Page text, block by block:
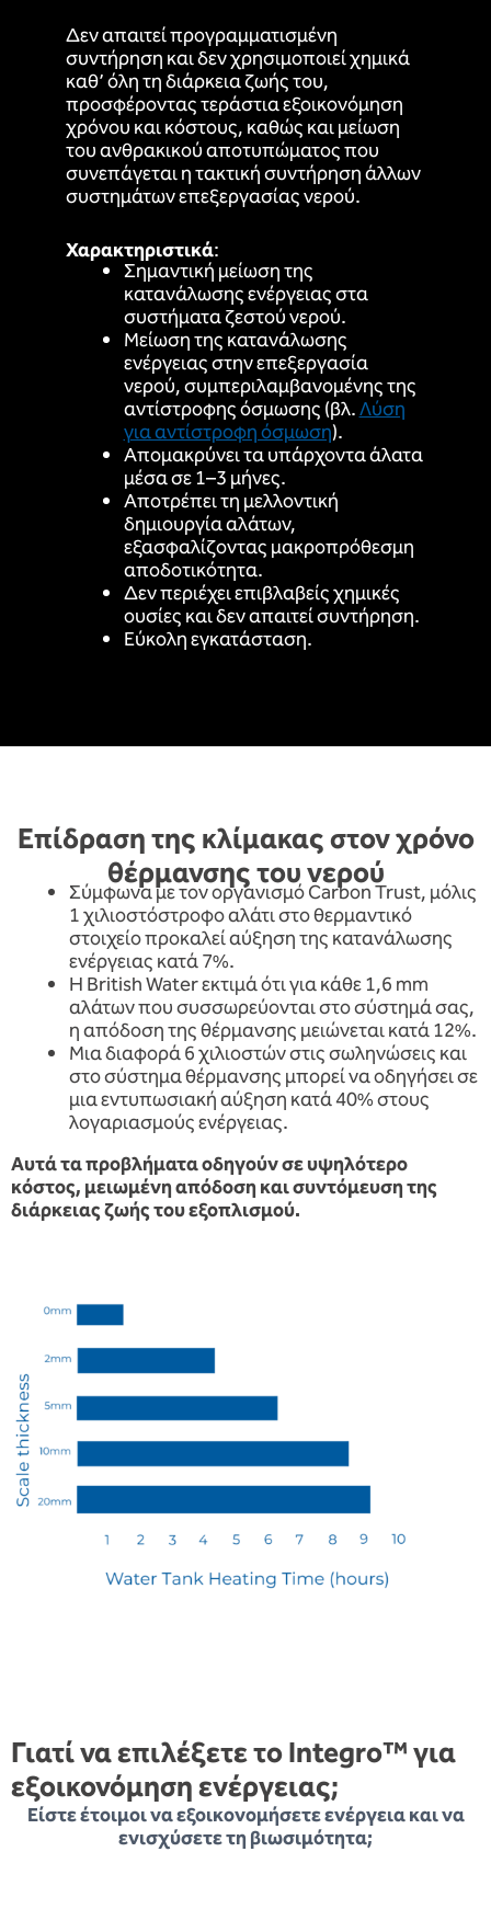
Δεν απαιτεί προγραμματισμένη
συντήρηση και δεν χρησιμοποιεί χημικά
καθ’ όλη τη διάρκεια ζωής του,
προσφέροντας τεράστια εξοικονόμηση
χρόνου και κόστους, καθώς και μείωση
του ανθρακικού αποτυπώματος που
συνεπάγεται η τακτική συντήρηση άλλων
συστημάτων επεξεργασίας νερού.
Χαρακτηριστικά:
Σημαντική μείωση της
κατανάλωσης ενέργειας στα
συστήματα ζεστού νερού.
Μείωση της κατανάλωσης
ενέργειας στην επεξεργασία
νερού, συμπεριλαμβανομένης της
αντίστροφης όσμωσης (βλ.Λύση
για αντίστροφη όσμωση).
Απομακρύνει τα υπάρχοντα άλατα
μέσα σε 1–3 μήνες.
Αποτρέπει τη μελλοντική
δημιουργία αλάτων,
εξασφαλίζοντας μακροπρόθεσμη
αποδοτικότητα.
Δεν περιέχει επιβλαβείς χημικές
ουσίες και δεν απαιτεί συντήρηση.
Εύκολη εγκατάσταση.
Επίδραση της κλίμακας στον χρόνο
θέρμανσης του νερού
Σύμφωνα με τον οργανισμό Carbon Trust, μόλις
1 χιλιοστόστροφο αλάτι στο θερμαντικό
στοιχείο προκαλεί αύξηση της κατανάλωσης
ενέργειας κατά 7%.
Η British Water εκτιμά ότι για κάθε 1,6 mm
αλάτων που συσσωρεύονται στο σύστημά σας,
η απόδοση της θέρμανσης μειώνεται κατά 12%.
Μια διαφορά 6 χιλιοστών στις σωληνώσεις και
στο σύστημα θέρμανσης μπορεί να οδηγήσει σε
μια εντυπωσιακή αύξηση κατά 40% στους
λογαριασμούς ενέργειας.
Αυτά τα προβλήματα οδηγούν σε υψηλότερο
κόστος, μειωμένη απόδοση και συντόμευση της
διάρκειας ζωής του εξοπλισμού.
Γιατί να επιλέξετε το Integro™ για
εξοικονόμηση ενέργειας;
Είστε έτοιμοι να εξοικονομήσετε ενέργεια και να
ενισχύσετε τη βιωσιμότητα;